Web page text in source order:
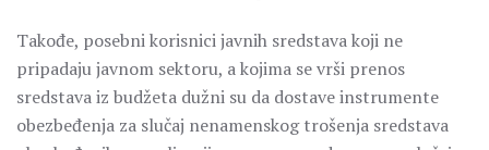
Takođe, posebni korisnici javnih sredstava koji ne
pripadaju javnom sektoru, a kojima se vrši prenos
sredstava iz budžeta dužni su da dostave instrumente
obezbeđenja za slučaj nenamenskog trošenja sredstava